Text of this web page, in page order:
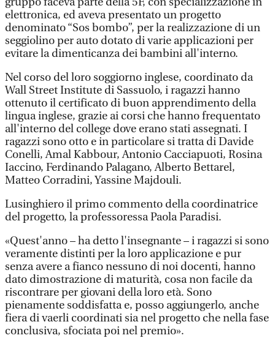
elettronica, ed aveva presentato un progetto
denominato “Sos bombo”, per la realizzazione di un
seggiolino per auto dotato di varie applicazioni per
evitare la dimenticanza dei bambini all'interno.
Nel corso del loro soggiorno inglese, coordinato da
Wall Street Institute di Sassuolo, i ragazzi hanno
ottenuto il certificato di buon apprendimento della
lingua inglese, grazie ai corsi che hanno frequentato
all'interno del college dove erano stati assegnati. I
ragazzi sono otto e in particolare si tratta di Davide
Conelli, Amal Kabbour, Antonio Cacciapuoti, Rosina
Iaccino, Ferdinando Palagano, Alberto Bettarel,
Matteo Corradini, Yassine Majdouli.
Lusinghiero il primo commento della coordinatrice
del progetto, la professoressa Paola Paradisi.
«Quest'anno – ha detto l'insegnante – i ragazzi si sono
veramente distinti per la loro applicazione e pur
senza avere a fianco nessuno di noi docenti, hanno
dato dimostrazione di maturità, cosa non facile da
riscontrare per giovani della loro età. Sono
pienamente soddisfatta e, posso aggiungerlo, anche
fiera di vaerli coordinati sia nel progetto che nella fase
conclusiva, sfociata poi nel premio».